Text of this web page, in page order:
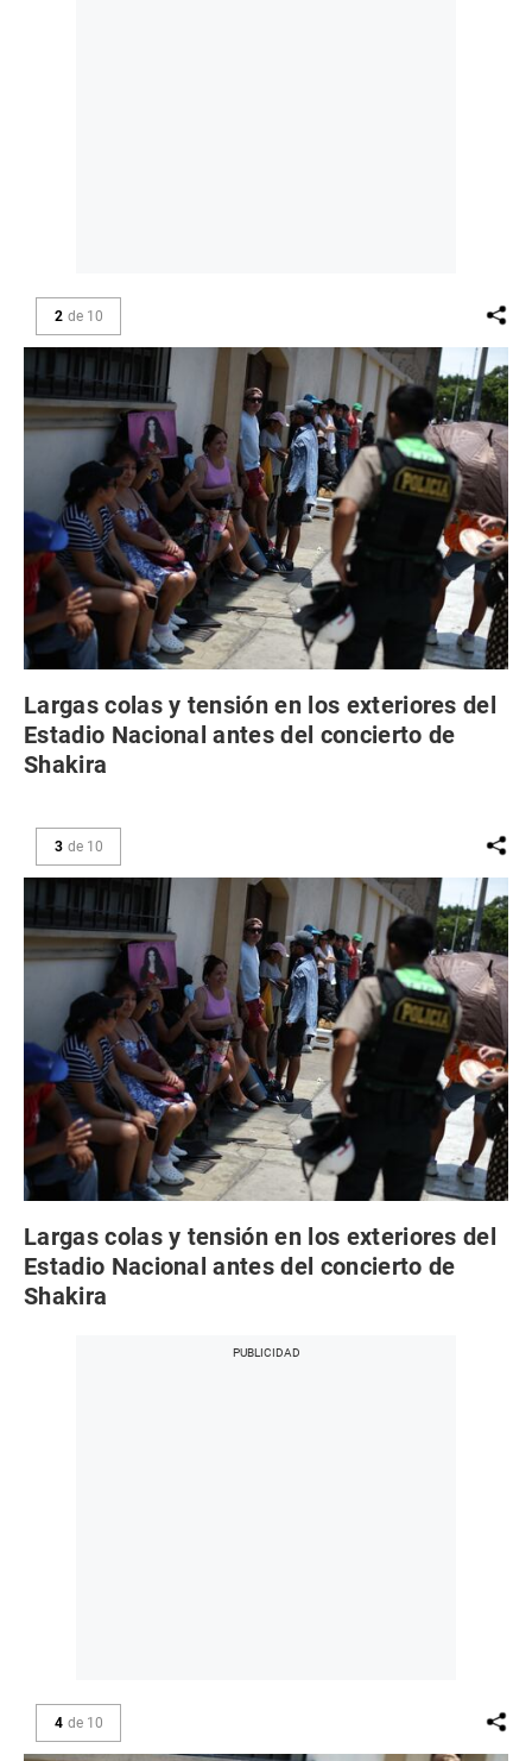
2 de 10
Largas colas y tensión en los exteriores del
Estadio Nacional antes del concierto de
Shakira
3 de 10
Largas colas y tensión en los exteriores del
Estadio Nacional antes del concierto de
Shakira
4 de 10